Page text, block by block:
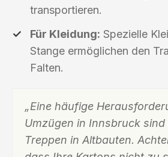
transportieren.
Für Kleidung: Spezielle
Stange ermöglichen den
Falten.
„Eine häufige
Umzügen in Innsbruck sind
Treppen in Altbauten.